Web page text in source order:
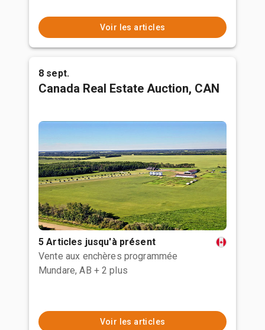
Voir les articles
8 sept.
Canada Real Estate Auction, CAN
5 Articles jusqu'à présent
Vente aux enchères programmée
Mundare, AB + 2 plus
Voir les articles